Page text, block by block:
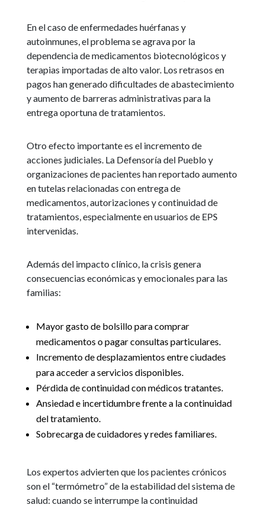
En el caso de enfermedades huérfanas y
autoinmunes, el problema se agrava por la
dependencia de medicamentos biotecnológicos y
terapias importadas de alto valor. Los retrasos en
pagos han generado dificultades de abastecimiento
y aumento de barreras administrativas para la
entrega oportuna de tratamientos.
Otro efecto importante es el incremento de
acciones judiciales. La Defensoría del Pueblo y
organizaciones de pacientes han reportado aumento
en tutelas relacionadas con entrega de
medicamentos, autorizaciones y continuidad de
tratamientos, especialmente en usuarios de EPS
intervenidas.
Además del impacto clínico, la crisis genera
consecuencias económicas y emocionales para las
familias:
Mayor gasto de bolsillo para comprar
medicamentos o pagar consultas particulares.
Incremento de desplazamientos entre ciudades
para acceder a servicios disponibles.
Pérdida de continuidad con médicos tratantes.
Ansiedad e incertidumbre frente a la continuidad
del tratamiento.
Sobrecarga de cuidadores y redes familiares.
Los expertos advierten que los pacientes crónicos
son el “termómetro” de la estabilidad del sistema de
salud: cuando se interrumpe la continuidad